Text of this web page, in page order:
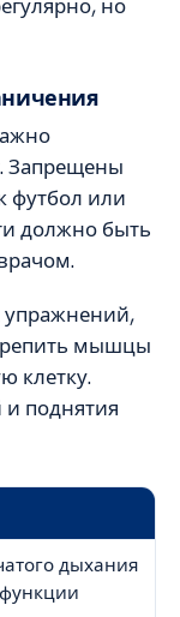
но
Запрещены
футбол или
должно быть
упражнений,
мышцы
клетку.
поднятия
дыхания